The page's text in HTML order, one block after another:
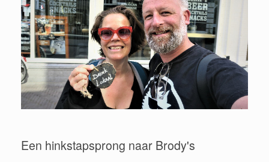
Een hinkstapsprong naar Brody's